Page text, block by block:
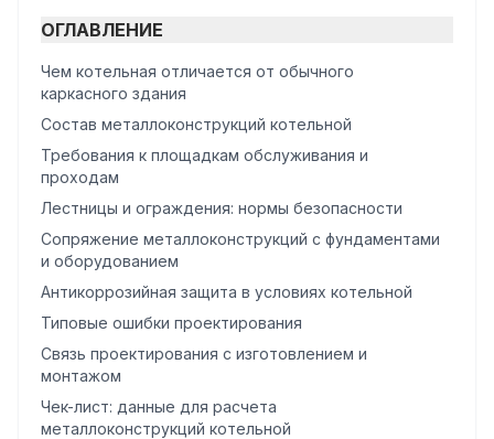
ОГЛАВЛЕНИЕ
Чем котельная отличается от обычного
каркасного здания
Состав металлоконструкций котельной
Требования к площадкам обслуживания и
проходам
Лестницы и ограждения: нормы безопасности
Сопряжение металлоконструкций с фундаментами
и оборудованием
Антикоррозийная защита в условиях котельной
Типовые ошибки проектирования
Связь проектирования с изготовлением и
монтажом
Чек-лист: данные для расчета
металлоконструкций котельной